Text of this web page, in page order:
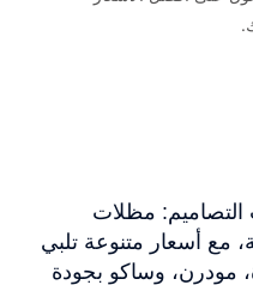
مظلات
مع أسعار متنوعة تلبي
مودرن، وساكو بجودة